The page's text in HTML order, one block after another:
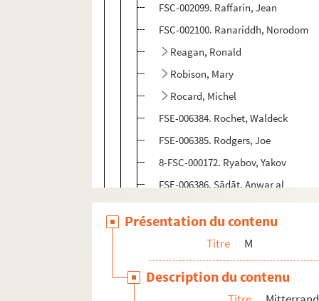
FSC-002099. Raffarin, Jean
FSC-002100. Ranariddh, Norodom
Reagan, Ronald
Robison, Mary
Rocard, Michel
FSE-006384. Rochet, Waldeck
FSE-006385. Rodgers, Joe
8-FSC-000172. Ryabov, Yakov
FSE-006386. Sādāt, Anwar al
FSC-002104. Sagan, Françoise
FSC-002105. Saint-Laurent, Yves
FSC-002106. Saleh, Ali Abdallah
FSC-002107. Sanguinetti, Julio
FSC-002108. Santer, Jacques
Présentation du contenu
Titre M
Description du contenu